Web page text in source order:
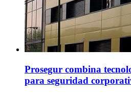
Prosegur combina
para seguridad